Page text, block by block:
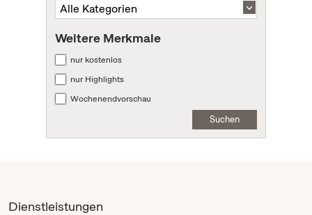
Weitere Merkmale
nur kostenlos
nur Highlights
Wochenendvorschau
Suchen
Dienstleistungen